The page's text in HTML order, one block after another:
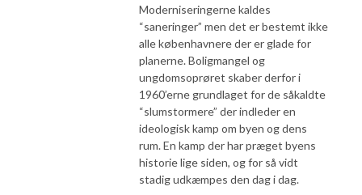
Moderniseringerne kaldes
“saneringer” men det er bestemt ikke
alle københavnere der er glade for
planerne. Boligmangel og
ungdomsoprøret skaber derfor i
1960’erne grundlaget for de såkaldte
“slumstormere” der indleder en
ideologisk kamp om byen og dens
rum. En kamp der har præget byens
historie lige siden, og for så vidt
stadig udkæmpes den dag i dag.